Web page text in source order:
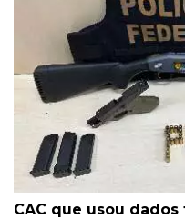
CAC que usou